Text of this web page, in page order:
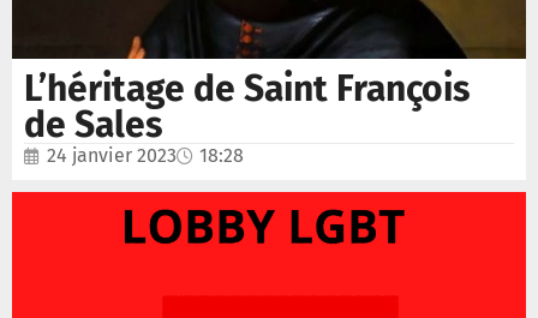
L’héritage de Saint François
de Sales
24 janvier 2023 18:28